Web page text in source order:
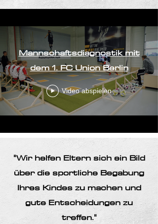
Mannschaftsdiagnostik mit
dem 1. FC Union Berlin
Video abspielen
"Wir helfen Eltern sich ein Bild
über die sportliche Begabung
Ihres Kindes zu machen und
gute Entscheidungen zu
treffen."